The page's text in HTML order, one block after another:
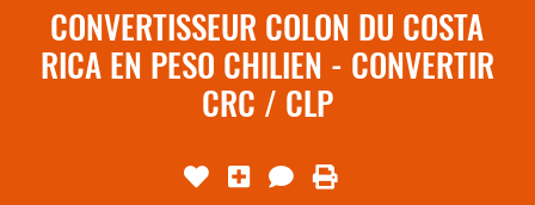
CONVERTISSEUR COLON DU COSTA
RICA EN PESO CHILIEN - CONVERTIR
CRC / CLP